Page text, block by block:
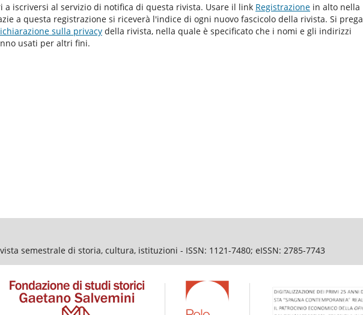
iscriversi al servizio di notifica di questa rivista. Usare il link Registrazione in alto nella
a questa registrazione si riceverà l'indice di ogni nuovo fascicolo della rivista. Si prega
sulla privacy della rivista, nella quale è specificato che i nomi e gli indirizzi
usati per altri fini.
semestrale di storia, cultura, istituzioni - ISSN: 1121-7480; eISSN: 2785-7743